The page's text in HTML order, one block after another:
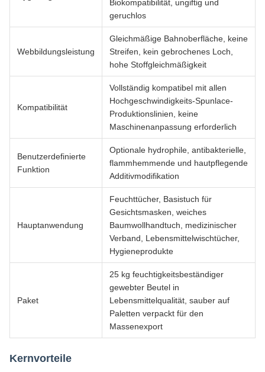
Biokompatibilität, ungiftig und
geruchlos
Webbildungsleistung
Gleichmäßige Bahnoberfläche, keine
Streifen, kein gebrochenes Loch,
hohe Stoffgleichmäßigkeit
Kompatibilität
Vollständig kompatibel mit allen
Hochgeschwindigkeits-Spunlace-
Produktionslinien, keine
Maschinenanpassung erforderlich
Benutzerdefinierte
Funktion
Optionale hydrophile, antibakterielle,
flammhemmende und hautpflegende
Additivmodifikation
Hauptanwendung
Feuchttücher, Basistuch für
Gesichtsmasken, weiches
Baumwollhandtuch, medizinischer
Verband, Lebensmittelwischtücher,
Hygieneprodukte
Paket
25 kg feuchtigkeitsbeständiger
gewebter Beutel in
Lebensmittelqualität, sauber auf
Paletten verpackt für den
Massenexport
Kernvorteile